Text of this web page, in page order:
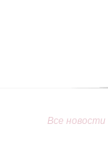
Все новости